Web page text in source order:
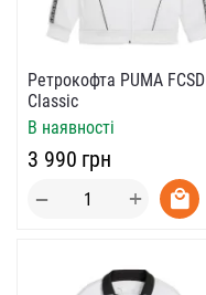
Ретрокофта PUMA FCSD
Classic
В наявності
‍3 990‍ грн
+
−